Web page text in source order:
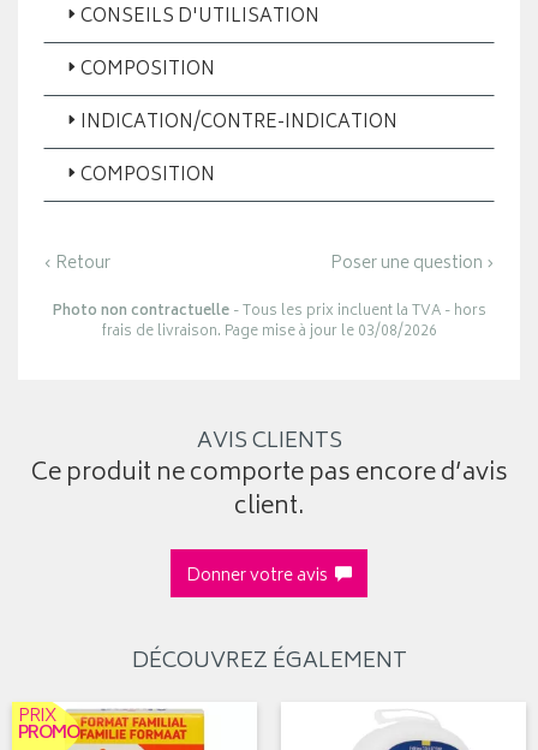
CONSEILS D'UTILISATION
COMPOSITION
INDICATION/CONTRE-INDICATION
COMPOSITION
‹ Retour Poser une question ›
Photo non contractuelle- Tous les prix incluent la TVA - hors
frais de livraison. Page mise à jour le 03/08/2026
AVIS CLIENTS
Ce produit ne comporte pas encore d’avis
client.
Donner votre avis
DÉCOUVREZ ÉGALEMENT
PRIX
PROMO